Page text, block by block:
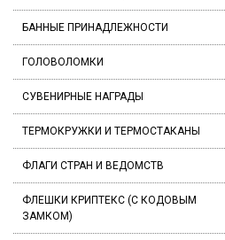
БАННЫЕ ПРИНАДЛЕЖНОСТИ
ГОЛОВОЛОМКИ
СУВЕНИРНЫЕ НАГРАДЫ
ТЕРМОКРУЖКИ И ТЕРМОСТАКАНЫ
ФЛАГИ СТРАН И ВЕДОМСТВ
ФЛЕШКИ КРИПТЕКС (С КОДОВЫМ
ЗАМКОМ)